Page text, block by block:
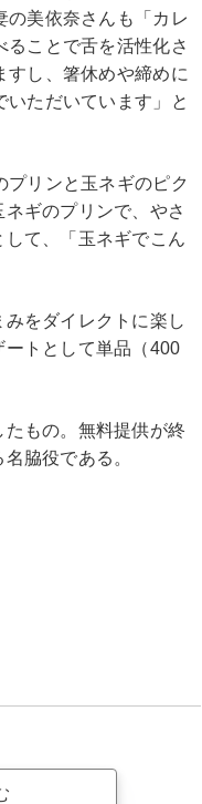
の美依奈さんも「カレ
ることで舌を活性化さ
すし、箸休めや締めに
いただいています」と
プリンと玉ネギのピク
ギのプリンで、やさ
て、「玉ネギでこん
をダイレクトに楽し
トとして単品（400
もの。無料提供が終
脇役である。